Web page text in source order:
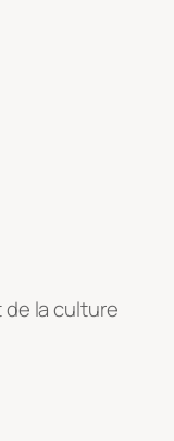
la culture